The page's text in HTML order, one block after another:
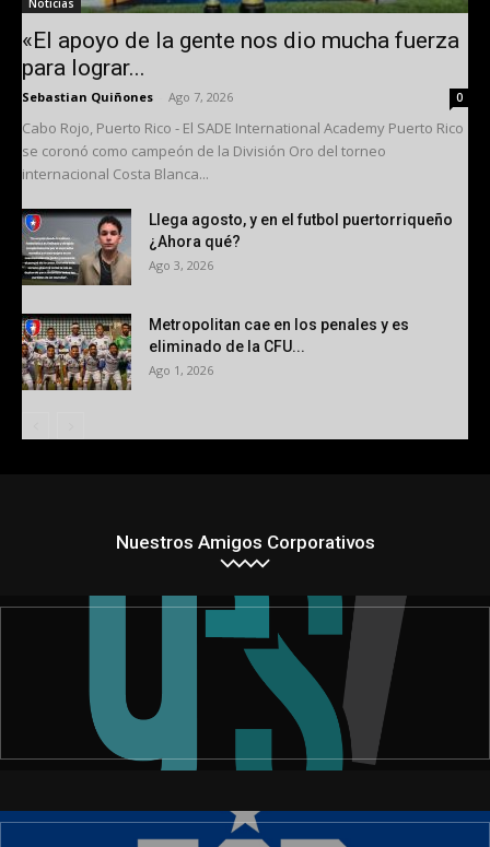
Noticias
«El apoyo de la gente nos dio mucha fuerza
para lograr...
Sebastian Quiñones Ago 7, 2026 0
Cabo Rojo, Puerto Rico - El SADE International Academy Puerto Rico
se coronó como campeón de la División Oro del torneo
internacional Costa Blanca...
Llega agosto, y en el futbol puertorriqueño
¿Ahora qué?
Ago 3, 2026
Metropolitan cae en los penales y es
eliminado de la CFU...
Ago 1, 2026
Nuestros Amigos Corporativos